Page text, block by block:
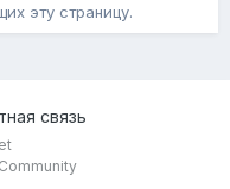
эту страницу.
связь